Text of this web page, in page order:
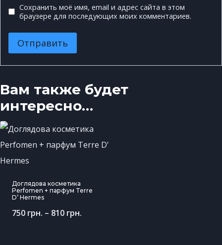
Сохранить моё имя, email и адрес сайта в этом
браузере для последующих моих комментариев.
Вам также будет
интересно…
Доглядова косметика
Perfomen + парфум Terre
D’ Hermes
750 грн. – 810 грн.